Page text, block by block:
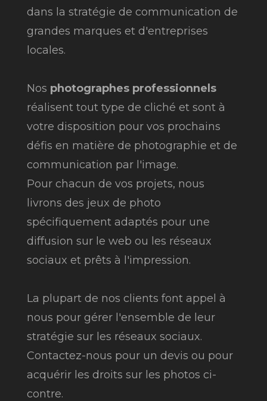
dans la stratégie de communication de
grandes marques et d'entreprises
locales.
Nos photographes professionnels
réalisent tout type de cliché et sont à
votre disposition pour vos prochains
défis en matière de photographie et de
communication par l'image.
Pour chacun de vos projets, nous
livrons des jeux de photo
spécifiquement adaptés pour une
diffusion sur le web ou les réseaux
sociaux et prêts à l'impression.
La plupart de nos clients font appel à
nous pour gérer l'ensemble de leur
stratégie sur les réseaux sociaux.
Contactez-nous pour un devis ou pour
acquérir les droits sur les photos ci-
contre.